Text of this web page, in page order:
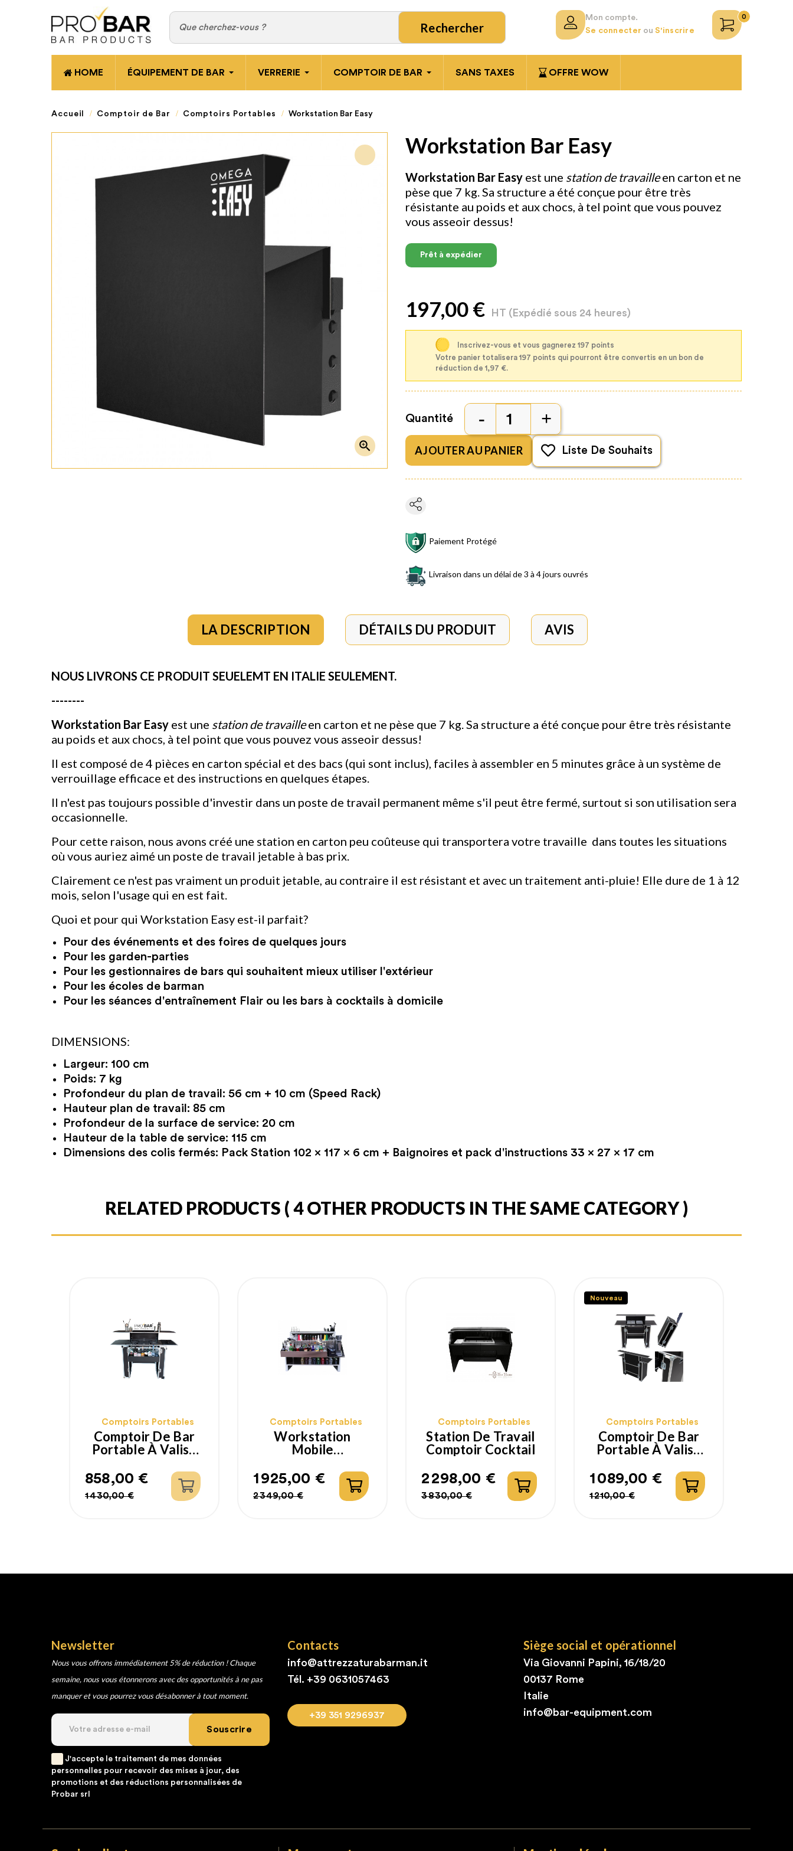
Rechercher
Mon compte.
Se connecter ou S'inscrire
0
HOME ÉQUIPEMENT DE BAR VERRERIE COMPTOIR DE BAR SANS TAXES OFFRE WOW
Accueil Comptoir de Bar Comptoirs Portables Workstation Bar Easy

Workstation Bar Easy
Workstation Bar Easy est une station de travailleen carton et ne
pèse que 7 kg. Sa structure a été conçue pour être très
résistante au poids et aux chocs, à tel point que vous pouvez
vous asseoir dessus!
Prêt à expédier
197,00 € HT (Expédié sous 24 heures)
Inscrivez-vous et vous gagnerez 197 points
Votre panier totalisera 197 points qui pourront être convertis en un bon de
réduction de 1,97 €.
Quantité
AJOUTER AU PANIER Liste De Souhaits
Paiement Protégé
Livraison dans un délai de 3 à 4 jours ouvrés
LA DESCRIPTION DÉTAILS DU PRODUIT AVIS
NOUS LIVRONS CE PRODUIT SEUELEMT EN ITALIE SEULEMENT.
--------
Workstation Bar Easy est une station de travailleen carton et ne pèse que 7 kg. Sa structure a été conçue pour être très résistante
au poids et aux chocs, à tel point que vous pouvez vous asseoir dessus!
Il est composé de 4 pièces en carton spécial et des bacs (qui sont inclus), faciles à assembler en 5 minutes grâce à un système de
verrouillage efficace et des instructions en quelques étapes.
Il n'est pas toujours possible d'investir dans un poste de travail permanent même s'il peut être fermé, surtout si son utilisation sera
occasionnelle.
Pour cette raison, nous avons créé une station en carton peu coûteuse qui transportera votre travaille dans toutes les situations
où vous auriez aimé un poste de travail jetable à bas prix.
Clairement ce n'est pas vraiment un produit jetable, au contraire il est résistant et avec un traitement anti-pluie! Elle dure de 1 à 12
mois, selon l'usage qui en est fait.
Quoi et pour qui Workstation Easy est-il parfait?
Pour des événements et des foires de quelques jours
Pour les garden-parties
Pour les gestionnaires de bars qui souhaitent mieux utiliser l'extérieur
Pour les écoles de barman
Pour les séances d'entraînement Flair ou les bars à cocktails à domicile
DIMENSIONS:
Largeur: 100 cm
Poids: 7 kg
Profondeur du plan de travail: 56 cm + 10 cm (Speed ​​Rack)
Hauteur plan de travail: 85 cm
Profondeur de la surface de service: 20 cm
Hauteur de la table de service: 115 cm
Dimensions des colis fermés: Pack Station 102 x 117 x 6 cm + Baignoires et pack d'instructions 33 x 27 x 17 cm
RELATED PRODUCTS ( 4 OTHER PRODUCTS IN THE SAME CATEGORY )
Comptoirs Portables
Comptoir De Bar
Portable À Valise
Prix
1 430,00 €
Prix
858,00 €
Comptoirs Portables
Workstation
Mobile
Prix
2 349,00 €
Prix
1 925,00 €
Comptoirs Portables
Station De Travail
Comptoir Cocktail
Prix
3 830,00 €
Prix
2 298,00 €
Nouveau
Comptoirs Portables
Comptoir De Bar
Portable À Valise
Prix
1 210,00 €
Prix
1 089,00 €
Newsletter
Nous vous offrons immédiatement 5% de réduction ! Chaque
semaine, nous vous étonnerons avec des opportunités à ne pas
manquer et vous pourrez vous désabonner à tout moment.
Souscrire
J'accepte le traitement de mes données
personnelles pour recevoir des mises à jour, des
promotions et des réductions personnalisées de
Probar srl
Contacts
info@attrezzaturabarman.it
Tél. +39 0631057463
+39 351 9296937
Siège social et opérationnel
Via Giovanni Papini, 16/18/20
00137 Rome
Italie
info@bar-equipment.com